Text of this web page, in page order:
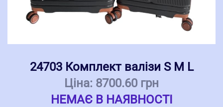
24703 Комплект валізи S M L
Ціна: 8700.60 грн
НЕМАЄ В НАЯВНОСТІ